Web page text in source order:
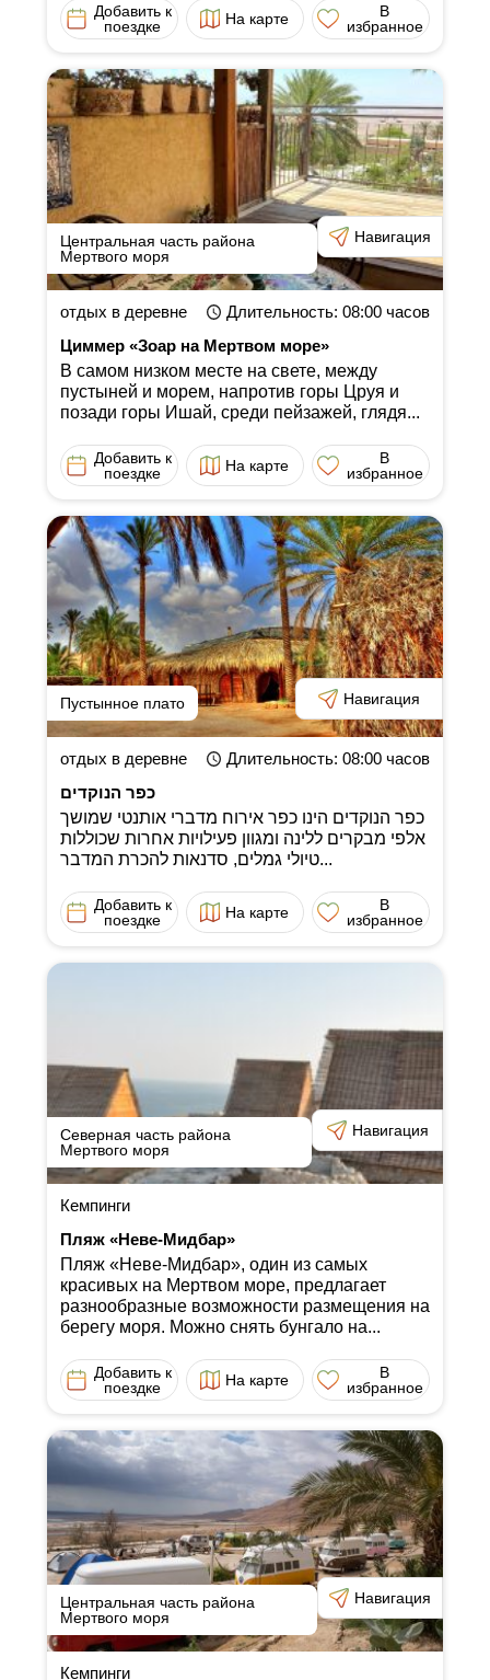
Добавить к
поездке
На карте
В
избранное
Центральная часть района
Мертвого моря
Навигация
отдых в деревне Длительность: 08:00часов
Циммер «Зоар на Мертвом море»
В самом низком месте на свете, между
пустыней и морем, напротив горы Цруя и
позади горы Ишай, среди пейзажей, глядя...
Добавить к
поездке
На карте
В
избранное
Пустынное плато Навигация
отдых в деревне Длительность: 08:00часов
כפר הנוקדים
כפר הנוקדים הינו כפר אירוח מדברי אותנטי שמושך
אלפי מבקרים ללינה ומגוון פעילויות אחרות שכוללות
טיולי גמלים, סדנאות להכרת המדבר...
Добавить к
поездке
На карте
В
избранное
Северная часть района
Мертвого моря
Навигация
Кемпинги
Пляж «Неве-Мидбар»
Пляж «Неве-Мидбар», один из самых
красивых на Мертвом море, предлагает
разнообразные возможности размещения на
берегу моря. Можно снять бунгало на...
Добавить к
поездке
На карте
В
избранное
Центральная часть района
Мертвого моря
Навигация
Кемпинги